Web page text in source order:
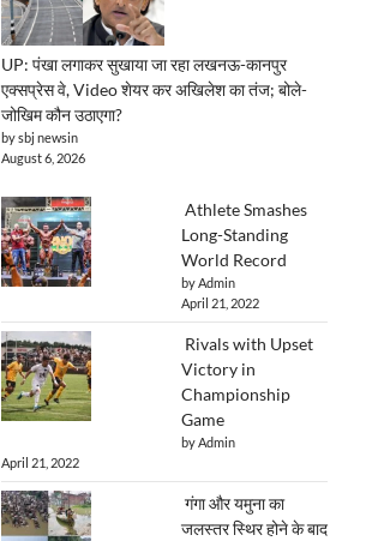
UP: पंखा लगाकर सुखाया जा रहा लखनऊ-कानपुर
एक्सप्रेस वे, Video शेयर कर अखिलेश का तंज; बोले-
जोखिम कौन उठाएगा?
by sbj newsin
August 6, 2026
Athlete Smashes
Long-Standing
World Record
by Admin
April 21, 2022
Rivals with Upset
Victory in
Championship
Game
by Admin
April 21, 2022
गंगा और यमुना का
जलस्तर स्थिर होने के बाद